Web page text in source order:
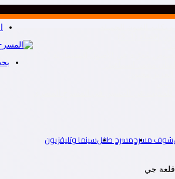
شوف مسرحمسرح طفلسينما وتليفزيون
قلعة جي